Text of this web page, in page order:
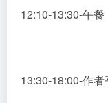
12:10-13:30-午餐
13:30-18:00-作